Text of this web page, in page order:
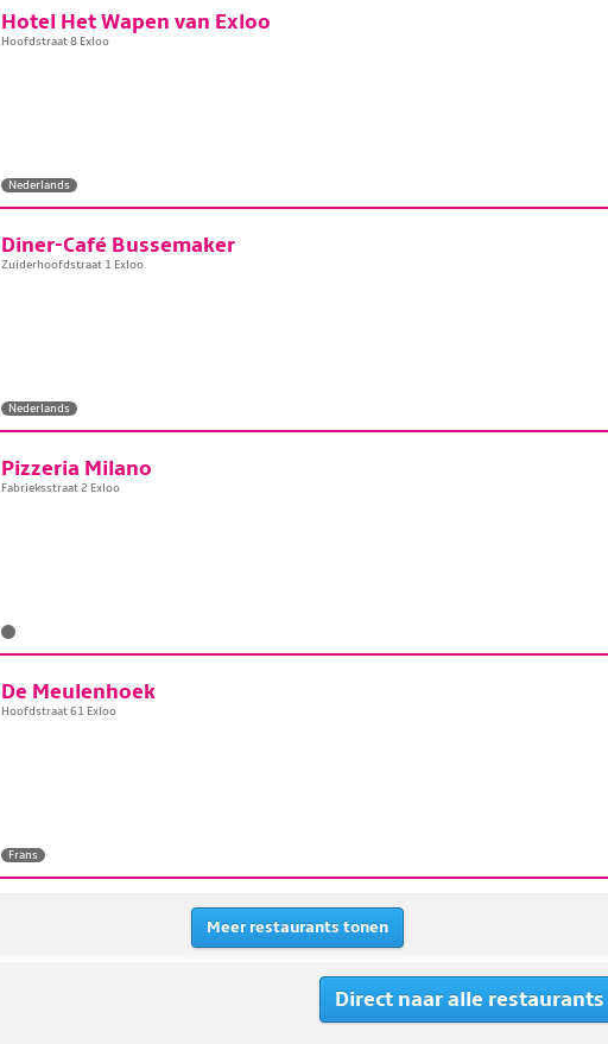
Hotel Het Wapen van Exloo
Hoofdstraat 8 Exloo
Nederlands
Diner-Café Bussemaker
Zuiderhoofdstraat 1 Exloo
Nederlands
Pizzeria Milano
Fabrieksstraat 2 Exloo
De Meulenhoek
Hoofdstraat 61 Exloo
Frans
Meer restaurants tonen
Direct naar alle restaurants